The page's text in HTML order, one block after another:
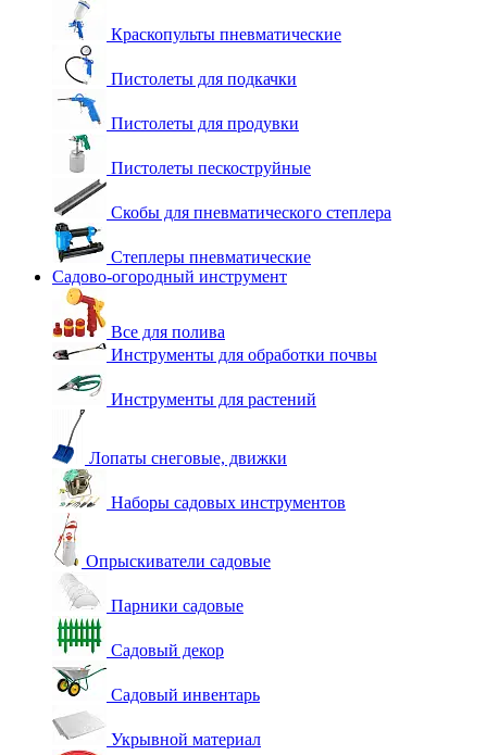
Краскопульты пневматические
Пистолеты для подкачки
Пистолеты для продувки
Пистолеты пескоструйные
Скобы для пневматического степлера
Степлеры пневматические
Садово-огородный инструмент
Все для полива
Инструменты для обработки почвы
Инструменты для растений
Лопаты снеговые, движки
Наборы садовых инструментов
Опрыскиватели садовые
Парники садовые
Садовый декор
Садовый инвентарь
Укрывной материал